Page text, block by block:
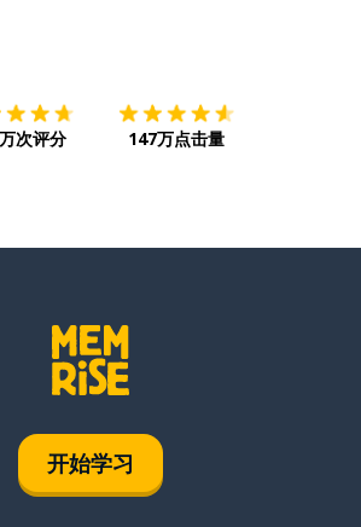
次评分 147万点击量
开始学习